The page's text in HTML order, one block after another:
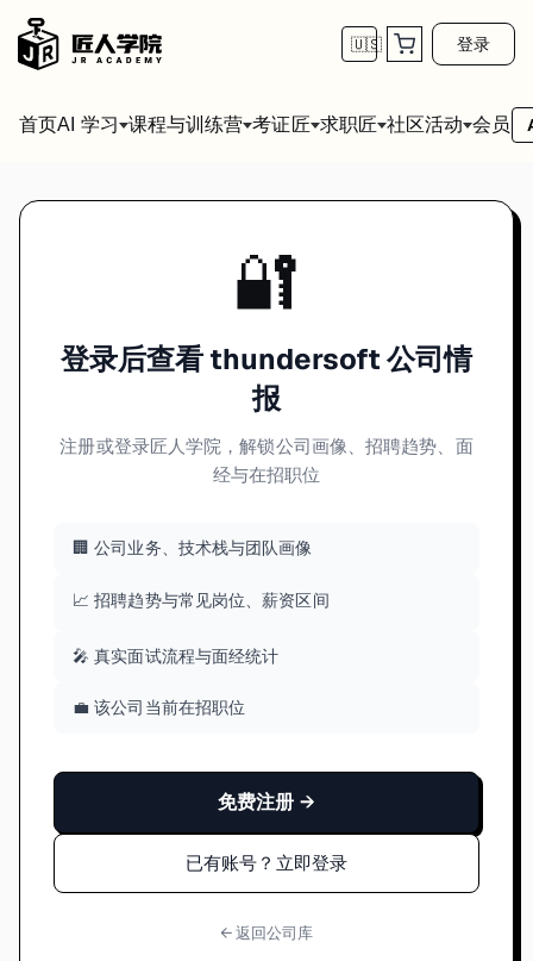
🇺🇸 登录
首页AI 学习 课程与训练营 考证匠 求职匠 社区活动 会员
🔐
登录后查看 thundersoft 公司情
报
注册或登录匠人学院，解锁公司画像、招聘趋势、面
经与在招职位
🏢 公司业务、技术栈与团队画像
📈 招聘趋势与常见岗位、薪资区间
🎤 真实面试流程与面经统计
💼 该公司当前在招职位
免费注册 →
已有账号？立即登录
← 返回公司库